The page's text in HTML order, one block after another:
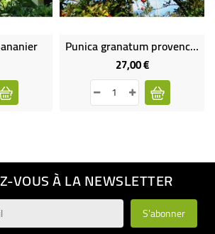
Punica granatum provence (lot de 2 plants)
27,00 €Prix
VOUS À LA NEWSLETTER